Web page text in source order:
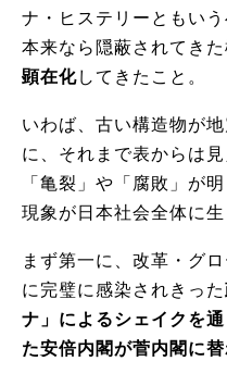
ナ・ヒステリーともい
本来なら隠蔽されてきた
顕在化してきたこと。
いわば、古い構造物が
に、それまで表からは
「亀裂」や「腐敗」が
現象が日本社会全体に生
まず第一に、改革・グ
に完璧に感染されきった
ナ」によるシェイクを
た安倍内閣が菅内閣に